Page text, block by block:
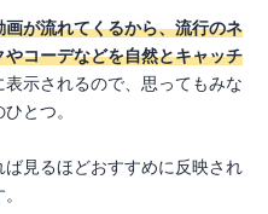
が流れてくるから、流行のネ
コーデなどを自然とキャッチ
示されるので、思ってもみな
とつ。
見るほどおすすめに反映され